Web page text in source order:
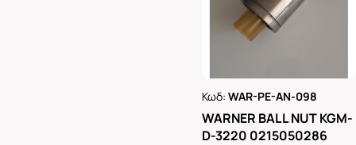
Κωδ:WAR-PE-AN-098
WARNER BALL NUT KGM-
D-3220 0215050286